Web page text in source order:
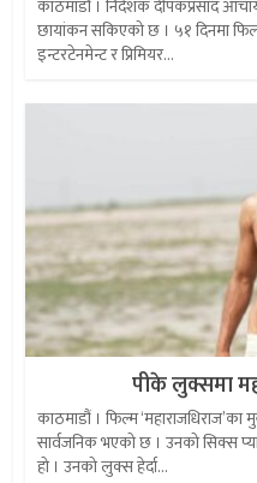
काठमाडौं । निर्देशक दीपकप्रसाद
छायांकन सकिएको छ । ५१ दिनमा
इन्टरटेनमेन्ट र प्रिमियर...
पीके लुक्समा
काठमाडौं । फिल्म
सार्वजनिक भएको छ । उनको सिक्स
हो । उनको लुक्स हेर्दा...